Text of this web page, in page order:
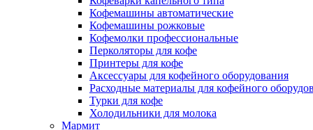
Кофемашины автоматические
Кофемашины рожковые
Кофемолки профессиональные
Перколяторы для кофе
Принтеры для кофе
Аксессуары для кофейного оборудования
Расходные материалы для кофейного
Турки для кофе
Холодильники для молока
Мармит